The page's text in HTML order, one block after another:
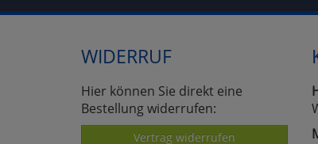
WIDERRUF
Hier können Sie direkt eine
Bestellung widerrufen:
Vertrag widerrufen